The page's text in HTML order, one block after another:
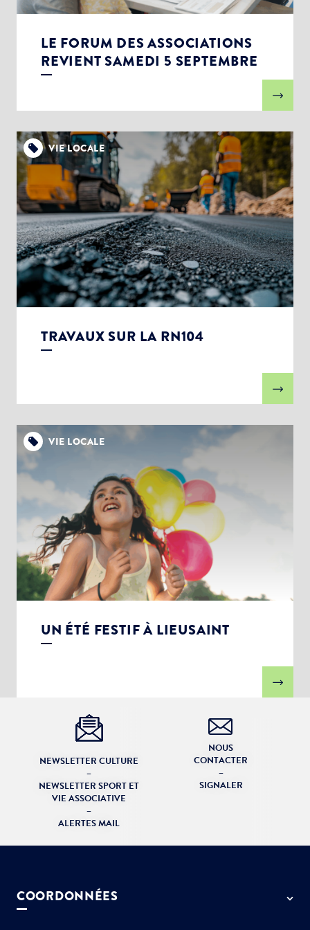
LE FORUM DES ASSOCIATIONS
REVIENT SAMEDI 5 SEPTEMBRE
VIE LOCALE
TRAVAUX SUR LA RN104
VIE LOCALE
UN ÉTÉ FESTIF À LIEUSAINT
NEWSLETTER CULTURE
–
NEWSLETTER SPORT ET
VIE ASSOCIATIVE
–
ALERTES MAIL
NOUS
CONTACTER
–
SIGNALER
COORDONNÉES